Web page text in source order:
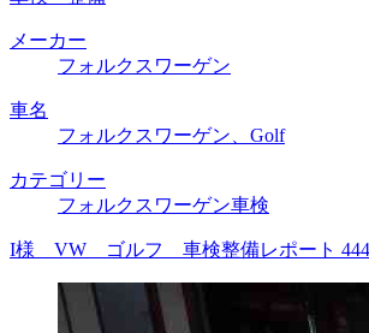
メーカー
フォルクスワーゲン
車名
フォルクスワーゲン、Golf
カテゴリー
フォルクスワーゲン車検
I様 VW ゴルフ 車検整備レポート